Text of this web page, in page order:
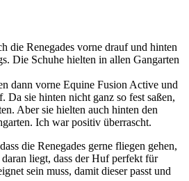
die Renegades vorne drauf und hinten
Die Schuhe hielten in allen Gangarten
dann vorne Equine Fusion Active und
Da sie hinten nicht ganz so fest saßen,
Aber sie hielten auch hinten den
Ich war positiv überrascht.
die Renegades gerne fliegen gehen,
liegt, dass der Huf perfekt für
sein muss, damit dieser passt und